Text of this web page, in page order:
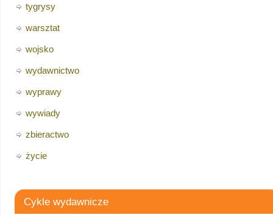
tygrysy
warsztat
wojsko
wydawnictwo
wyprawy
wywiady
zbieractwo
życie
Cykle wydawnicze